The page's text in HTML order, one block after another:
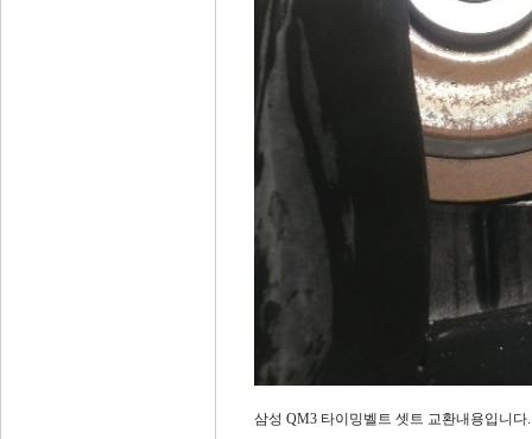
삼성 QM3 타이밍벨트 셋트 교환내용입니다.